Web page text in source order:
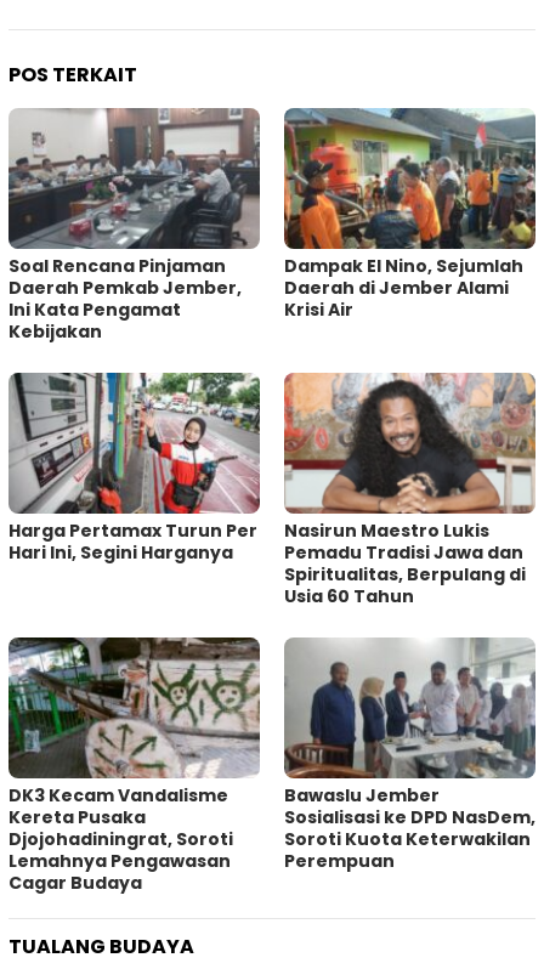
POS TERKAIT
‎Soal Rencana Pinjaman
Daerah Pemkab Jember,
Ini Kata Pengamat
Kebijakan ‎
Dampak El Nino, Sejumlah
Daerah di Jember Alami
Krisi Air
Harga Pertamax Turun Per
Hari Ini, Segini Harganya
‎Nasirun Maestro Lukis
Pemadu Tradisi Jawa dan
Spiritualitas, Berpulang di
Usia 60 Tahun
DK3 Kecam Vandalisme
Kereta Pusaka
Djojohadiningrat, Soroti
Lemahnya Pengawasan
Cagar Budaya
Bawaslu Jember
Sosialisasi ke DPD NasDem,
Soroti Kuota Keterwakilan
Perempuan
TUALANG BUDAYA